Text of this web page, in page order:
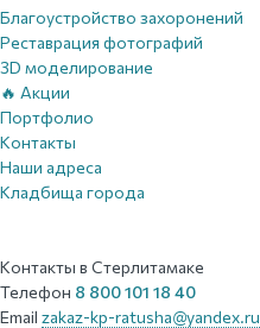
Благоустройство захоронений
Реставрация фотографий
3D моделирование
🔥 Акции
Портфолио
Контакты
Наши адреса
Кладбища города
Контакты в Стерлитамаке
Телефон 8 800 101 18 40
Email zakaz-kp-ratusha@yandex.ru